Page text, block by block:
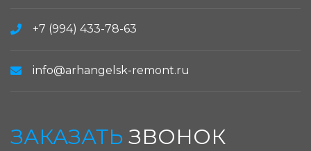
+7 (994) 433-78-63
info@arhangelsk-remont.ru
ЗАКАЗАТЬ ЗВОНОК